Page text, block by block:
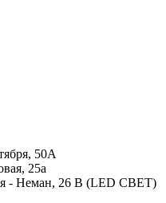
50А
25а
- Неман, 26 В (LED СВЕТ)